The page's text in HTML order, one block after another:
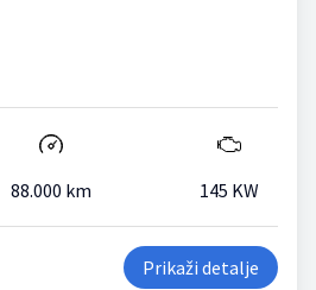
88.000 km 145 KW
Prikaži detalje